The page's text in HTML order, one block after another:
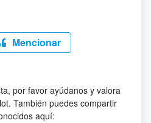
Mencionar
por favor ayúdanos y valora
También puedes compartir
aquí: